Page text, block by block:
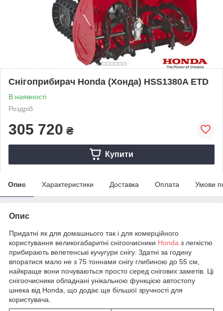
Снігоприбирач Honda (Хонда) HSS1380A ETD
В наявності
Роздріб
305 720 ₴
Купити
Опис Характеристики Доставка Оплата Умови
Опис
Придатні як для домашнього так і для комерційного
користування великогабаритні снігоочисники Honda з легкістю
прибирають велетенські кучугури снігу. Здатні за годину
впоратися мало не з 75 тоннами снігу глибиною до 55 см,
найкраще вони почуваються просто серед снігових заметів. Ці
снігоочисники обладнані унікальною функцією автостопу
шнека від Honda, що додає ще більшої зручності для
користувача.